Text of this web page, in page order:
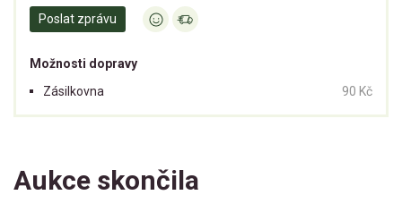
Poslat zprávu
Možnosti dopravy
Zásilkovna
90 Kč
Aukce skončila